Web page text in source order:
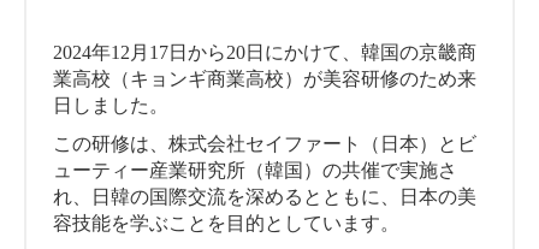
2024年12月17日から20日にかけて、韓国の京畿商
業高校（キョンギ商業高校）が美容研修のため来
日しました。
この研修は、株式会社セイファート（日本）とビ
ューティー産業研究所（韓国）の共催で実施さ
れ、日韓の国際交流を深めるとともに、日本の美
容技能を学ぶことを目的としています。